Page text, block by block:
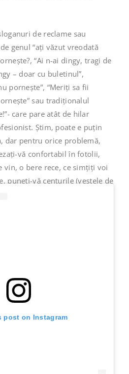
de reclame sau
genul “ați văzut vreodată
“Ai n-ai dingy, tragi de
– doar cu buletinul”,
pornește”, “Meriți sa fii
sau tradiționalul
care pare atât de hilar
Știm, poate e puțin
dar pentru orice problemă,
vă confortabil în fotolii,
vin, o bere rece, ce simțiți voi
puneți-vă centurile (vestele de
post on Instagram